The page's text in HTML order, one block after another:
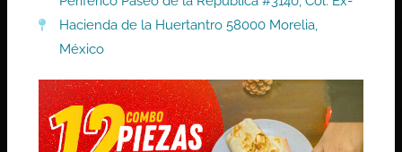
Hacienda de la Huertantro 58000 Morelia,
México